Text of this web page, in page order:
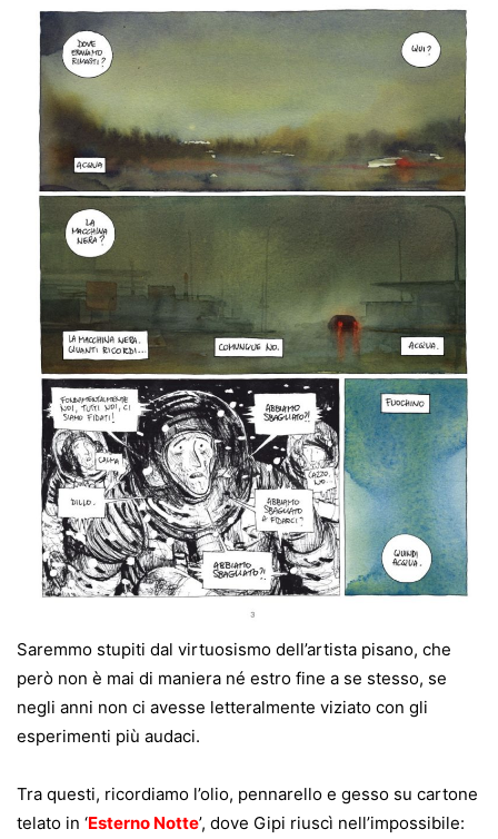
Saremmo stupiti dal virtuosismo dell’artista pisano, che
però non è mai di maniera né estro fine a se stesso, se
negli anni non ci avesse letteralmente viziato con gli
esperimenti più audaci.
Tra questi, ricordiamo l’olio, pennarello e gesso su cartone
telato in ‘Esterno Notte’, dove Gipi riuscì nell’impossibile: